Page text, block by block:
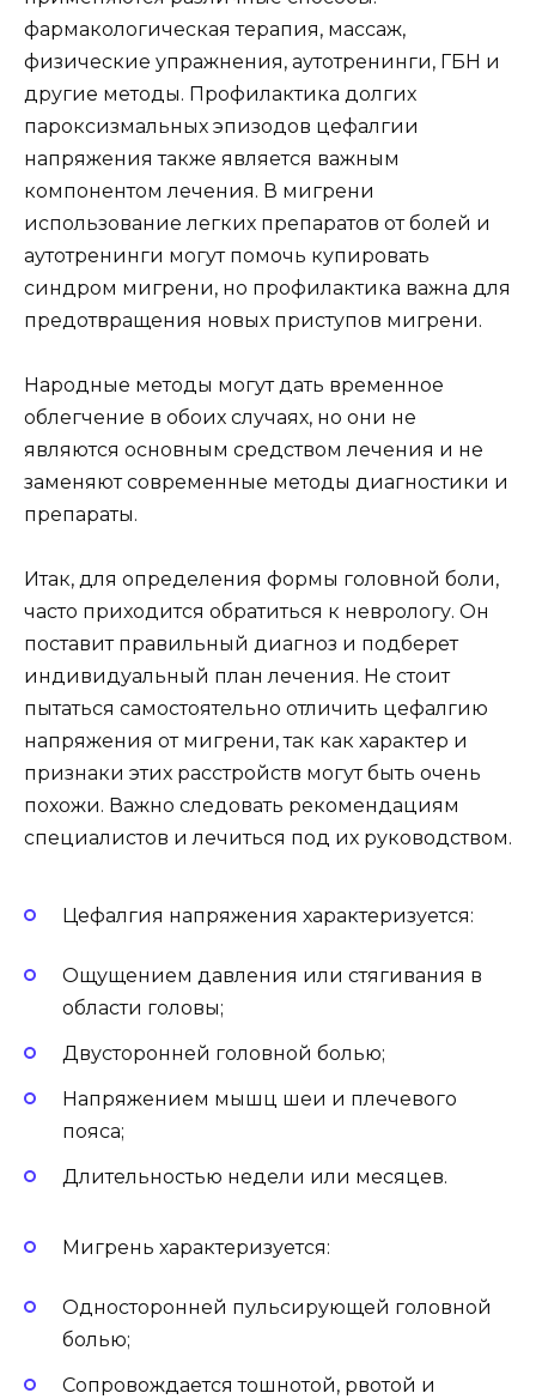
фармакологическая терапия, массаж,
физические упражнения, аутотренинги, ГБН и
другие методы. Профилактика долгих
пароксизмальных эпизодов цефалгии
напряжения также является важным
компонентом лечения. В мигрени
использование легких препаратов от болей и
аутотренинги могут помочь купировать
синдром мигрени, но профилактика важна для
предотвращения новых приступов мигрени.
Народные методы могут дать временное
облегчение в обоих случаях, но они не
являются основным средством лечения и не
заменяют современные методы диагностики и
препараты.
Итак, для определения формы головной боли,
часто приходится обратиться к неврологу. Он
поставит правильный диагноз и подберет
индивидуальный план лечения. Не стоит
пытаться самостоятельно отличить цефалгию
напряжения от мигрени, так как характер и
признаки этих расстройств могут быть очень
похожи. Важно следовать рекомендациям
специалистов и лечиться под их руководством.
Цефалгия напряжения характеризуется:
Ощущением давления или стягивания в
области головы;
Двусторонней головной болью;
Напряжением мышц шеи и плечевого
пояса;
Длительностью недели или месяцев.
Мигрень характеризуется:
Односторонней пульсирующей головной
болью;
Сопровождается тошнотой, рвотой и